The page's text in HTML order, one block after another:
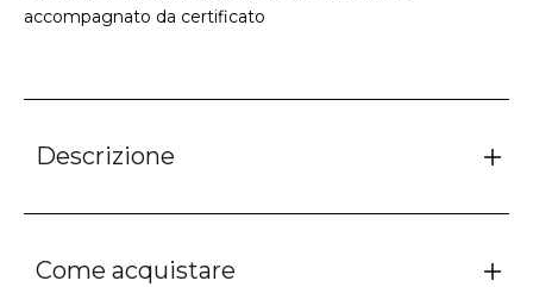
accompagnato da certificato
Descrizione
Come acquistare